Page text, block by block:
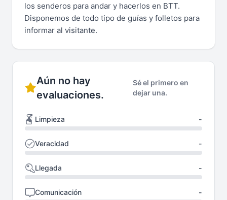
los senderos para andar y hacerlos en BTT.
Disponemos de todo tipo de guías y folletos para
informar al visitante.
Aún no hay
evaluaciones.
Sé el primero en
dejar una.
Limpieza -
Veracidad -
Llegada -
Comunicación -